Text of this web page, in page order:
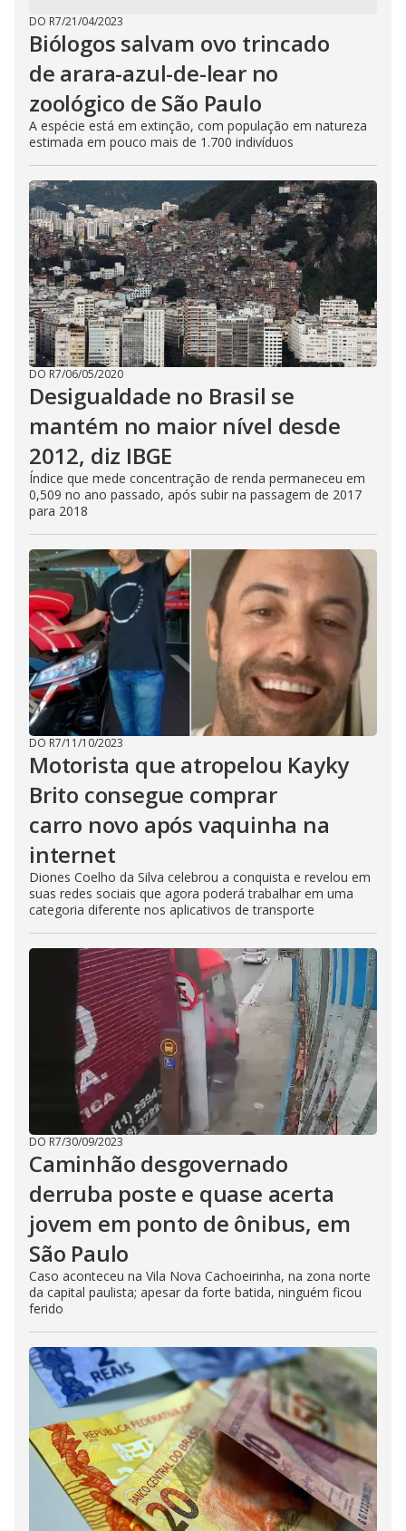
DO R7/21/04/2023
Biólogos salvam ovo trincado
de arara-azul-de-lear no
zoológico de São Paulo
A espécie está em extinção, com população em natureza
estimada em pouco mais de 1.700 indivíduos
DO R7/06/05/2020
Desigualdade no Brasil se
mantém no maior nível desde
2012, diz IBGE
Índice que mede concentração de renda permaneceu em
0,509 no ano passado, após subir na passagem de 2017
para 2018
DO R7/11/10/2023
Motorista que atropelou Kayky
Brito consegue comprar
carro novo após vaquinha na
internet
Diones Coelho da Silva celebrou a conquista e revelou em
suas redes sociais que agora poderá trabalhar em uma
categoria diferente nos aplicativos de transporte
DO R7/30/09/2023
Caminhão desgovernado
derruba poste e quase acerta
jovem em ponto de ônibus, em
São Paulo
Caso aconteceu na Vila Nova Cachoeirinha, na zona norte
da capital paulista; apesar da forte batida, ninguém ficou
ferido